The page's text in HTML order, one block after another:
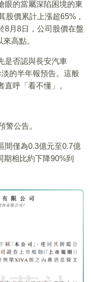
眼的當屬深陷困境的東
股價累計上漲超65%，
8月8日，公司股價在盤
高點。
是否認與長安汽車
的半年報預告。這般
呼「看不懂」。
警公告。
間僅為0.3億元至0.7億
相比約下降90%到